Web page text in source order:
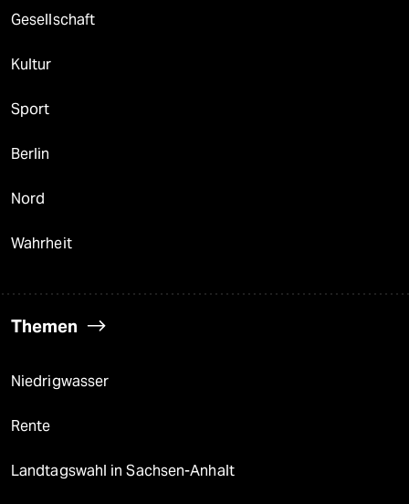
Gesellschaft
Kultur
Sport
Berlin
Nord
Wahrheit
Themen
Niedrigwasser
Rente
Landtagswahl in Sachsen-Anhalt